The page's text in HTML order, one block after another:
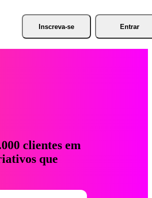
Inscreva-se Entrar
clientes em
que